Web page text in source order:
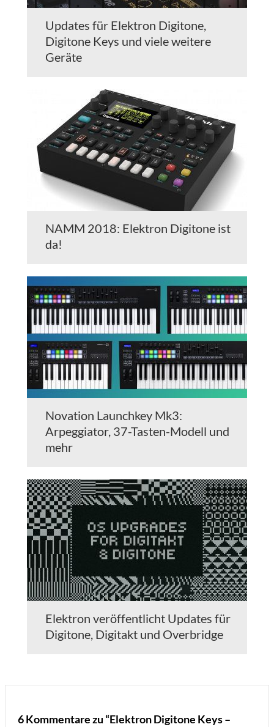
Updates für Elektron Digitone,
Digitone Keys und viele weitere
Geräte
NAMM 2018: Elektron Digitone ist
da!
Novation Launchkey Mk3:
Arpeggiator, 37-Tasten-Modell und
mehr
Elektron veröffentlicht Updates für
Digitone, Digitakt und Overbridge
6 Kommentare zu “Elektron Digitone Keys –